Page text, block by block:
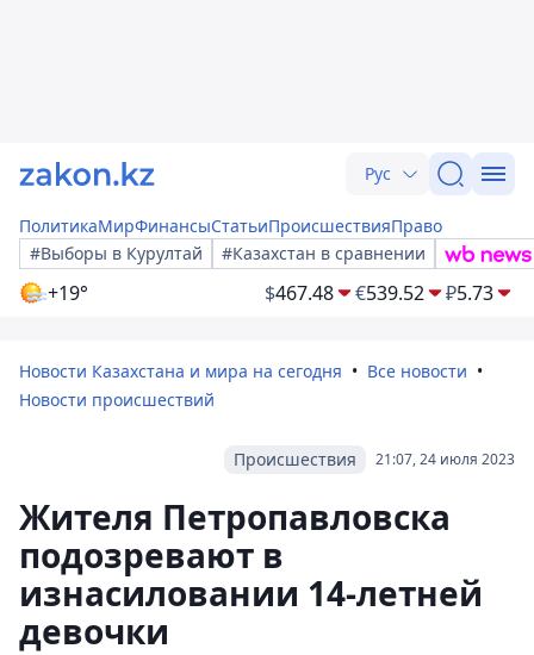
Рус
ПолитикаМирФинансыСтатьиПроисшествияПраво
#Выборы в Курултай
#Казахстан в сравнении
+19° $467.48 €539.52 ₽5.73
Новости Казахстана и мира на сегодня
Все новости
Новости происшествий
21:07, 24 июля 2023
Происшествия
Жителя Петропавловска
подозревают в
изнасиловании 14-летней
девочки